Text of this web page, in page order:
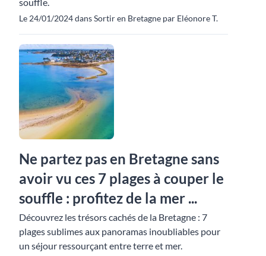
Le 24/01/2024 dans Sortir en Bretagne par Eléonore T.
Ne partez pas en Bretagne sans
avoir vu ces 7 plages à couper le
souffle : profitez de la mer ...
Découvrez les trésors cachés de la Bretagne : 7
plages sublimes aux panoramas inoubliables pour
un séjour ressourçant entre terre et mer.